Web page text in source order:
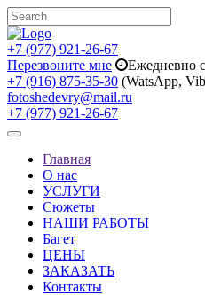
+7 (977) 921-26-67
Перезвоните мне
Ежедневно
+7 (916) 875-35-30 (WatsApp,
fotoshedevry@mail.ru
+7 (977) 921-26-67
Toggle
navigationГлавная
О нас
УСЛУГИ
Сюжеты
НАШИ РАБОТЫ
Багет
ЦЕНЫ
ЗАКАЗАТЬ
Контакты